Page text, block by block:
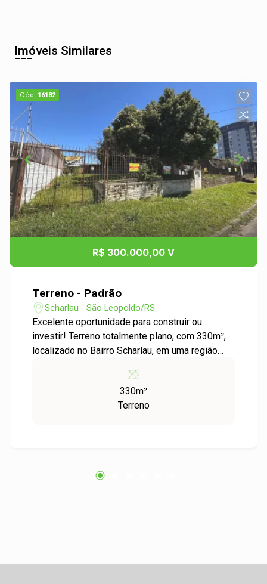
Imóveis Similares
Cód. 16182
R$ 300.000,00 V
Terreno - Padrão
Scharlau - São Leopoldo/RS
Excelente oportunidade para construir ou
investir! Terreno totalmente plano, com 330m²,
localizado no Bairro Scharlau, em uma região
residencial ou futura valorização. Aproveite
330m²
Terreno